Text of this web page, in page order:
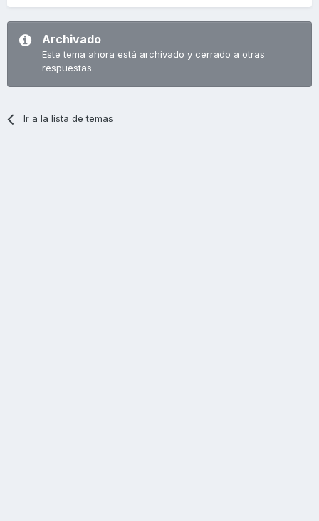
Archivado
Este tema ahora está archivado y cerrado a otras
respuestas.
Ir a la lista de temas